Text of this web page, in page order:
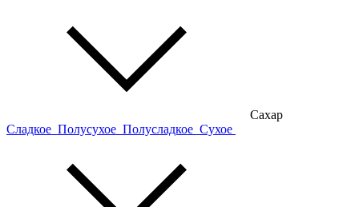
Сахар
Сладкое Полусухое Полусладкое Сухое